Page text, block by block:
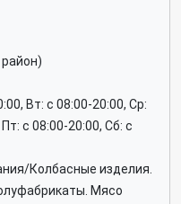
Вт: c 08:00-20:00, Ср:
c 08:00-20:00, Сб: c
Колбасные изделия.
Мясо